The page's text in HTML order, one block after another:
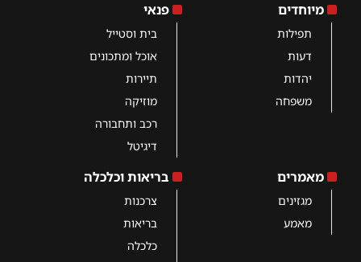
מיוחדים
תפילות
דעות
יהדות
משפחה
פנאי
בית וסטייל
אוכל ומתכונים
תיירות
מוזיקה
רכב ותחבורה
דיגיטל
מאמרים
מגזינים
מאמע
בריאות וכלכלה
צרכנות
בריאות
כלכלה